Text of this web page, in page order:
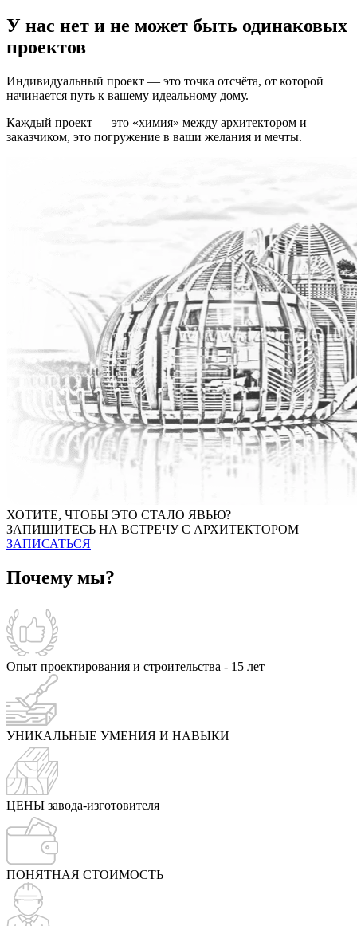
У нас нет и не может быть одинаковых
проектов
Индивидуальный проект — это точка отсчёта, от которой
начинается путь к вашему идеальному дому.
Каждый проект — это «химия» между архитектором и
заказчиком, это погружение в ваши желания и мечты.
ХОТИТЕ, ЧТОБЫ ЭТО СТАЛО ЯВЬЮ?
ЗАПИШИТЕСЬ НА ВСТРЕЧУ С АРХИТЕКТОРОМ
ЗАПИСАТЬСЯ
Почему мы?
Опыт проектирования и строительства - 15 лет
УНИКАЛЬНЫЕ УМЕНИЯ И НАВЫКИ
ЦЕНЫ завода-изготовителя
ПОНЯТНАЯ СТОИМОСТЬ